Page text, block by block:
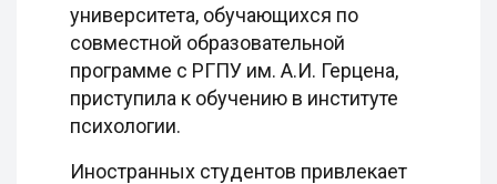
университета, обучающихся по
совместной образовательной
программе с РГПУ им. А.И. Герцена,
приступила к обучению в институте
психологии.
Иностранных студентов привлекает